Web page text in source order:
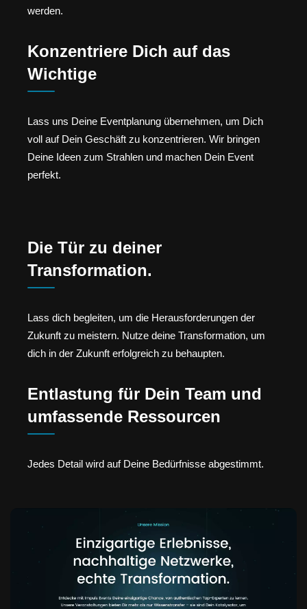
werden.
Konzentriere Dich auf das
Wichtige
Lass uns Deine Eventplanung übernehmen, um Dich
voll auf Dein Geschäft zu konzentrieren. Wir bringen
Deine Ideen zum Strahlen und machen Dein Event
perfekt.
Die Tür zu deiner
Transformation.
Lass dich begleiten, um die Herausforderungen der
Zukunft zu meistern. Nutze deine Transformation, um
dich in der Zukunft erfolgreich zu behaupten.
Entlastung für Dein Team und
umfassende Ressourcen
Jedes Detail wird auf Deine Bedürfnisse abgestimmt.